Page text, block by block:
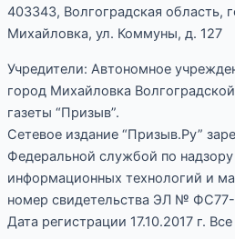
403343, Волгоградская область,
Михайловка, ул. Коммуны, д. 127
Учредители: Автономное
город Михайловка
газеты “Призыв”.
Сетевое издание “Призыв.Ру”
Федеральной службой по надзору
информационных технологий и
номер свидетельства ЭЛ № ФС77-
Дата регистрации 17.10.2017 г.